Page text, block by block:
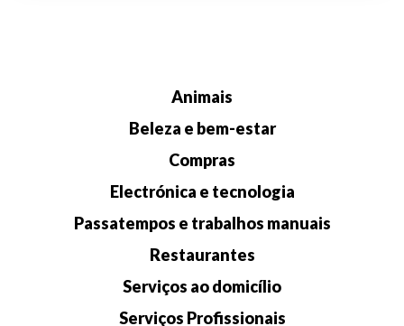
Animais
Beleza e bem-estar
Compras
Electrónica e tecnologia
Passatempos e trabalhos manuais
Restaurantes
Serviços ao domicílio
Serviços Profissionais